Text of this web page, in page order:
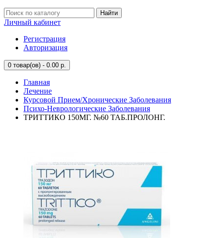
Найти
Личный кабинет
Регистрация
Авторизация
0 товар(ов) - 0.00 р.
Главная
Лечение
Курсовой Прием/Хронические Заболевания
Психо-Неврологические Заболевания
ТРИТТИКО 150МГ. №60 ТАБ.ПРОЛОНГ.